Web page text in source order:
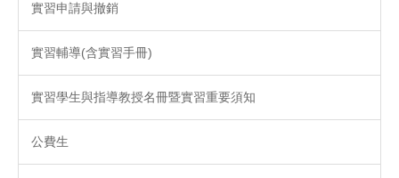
實習申請與撤銷
實習輔導(含實習手冊)
實習學生與指導教授名冊暨實習重要須知
公費生